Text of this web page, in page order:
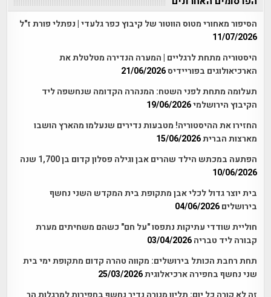
הסיפור מאחורי מטוס הווטור של קיבוץ כפר גלעדי | נפתלי פורת ז"ל
11/07/2026
היסטוריה מתחת לרגליים | המערה הנדירה מטלטלת את
הארכיאולוגים בפוריידיס21/06/2026
תעלומה מתחת לפני השטח: המנהרה הקדומה שנחשפה ליד
הקיבוץ הירושלמי19/06/2026
החזירו את ההיסטוריה! מטבעות נדירים שנעלמו מהארץ הושבו
מארצות הברית15/06/2026
הפתעה במכתש הילד שהרים אבן וגילה פסלון קדום בן 1,700 שנה
10/06/2026
בית יוצר גדול לכלי אבן מתקופת בית המקדש השני נחשף
בירושלים 04/06/2026
חוליית שודדי עתיקות נתפסו "על חם" כשהם משחיתים מערת
קבורה ליד טבריה 03/04/2026
תחת רחבת הכותל בירושלים: מקווה טהרה קדום מתקופת ימי בית
שני נחשף בחפירה ארכיאלוגית25/03/2026